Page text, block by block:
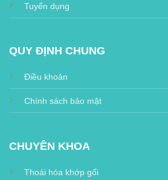
Tuyển dụng
QUY ĐỊNH CHUNG
Điều khoản
Chính sách bảo mật
CHUYÊN KHOA
Thoái hóa khớp gối